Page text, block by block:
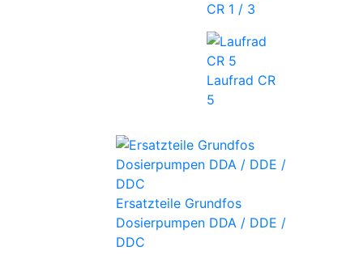
CR 1 / 3
Laufrad CR
5
Ersatzteile Grundfos
Dosierpumpen DDA / DDE /
DDC